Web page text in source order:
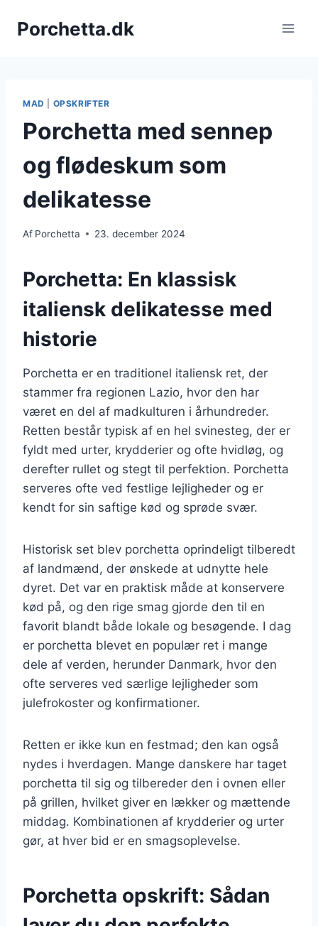
Porchetta.dk
MAD OPSKRIFTER
Porchetta med sennep
og flødeskum som
delikatesse
Af Porchetta 23. december 2024
Porchetta: En klassisk
italiensk delikatesse med
historie
Porchetta er en traditionel italiensk ret, der
stammer fra regionen Lazio, hvor den har
været en del af madkulturen i århundreder.
Retten består typisk af en hel svinesteg, der er
fyldt med urter, krydderier og ofte hvidløg, og
derefter rullet og stegt til perfektion. Porchetta
serveres ofte ved festlige lejligheder og er
kendt for sin saftige kød og sprøde svær.
Historisk set blev porchetta oprindeligt tilberedt
af landmænd, der ønskede at udnytte hele
dyret. Det var en praktisk måde at konservere
kød på, og den rige smag gjorde den til en
favorit blandt både lokale og besøgende. I dag
er porchetta blevet en populær ret i mange
dele af verden, herunder Danmark, hvor den
ofte serveres ved særlige lejligheder som
julefrokoster og konfirmationer.
Retten er ikke kun en festmad; den kan også
nydes i hverdagen. Mange danskere har taget
porchetta til sig og tilbereder den i ovnen eller
på grillen, hvilket giver en lækker og mættende
middag. Kombinationen af krydderier og urter
gør, at hver bid er en smagsoplevelse.
Porchetta opskrift: Sådan